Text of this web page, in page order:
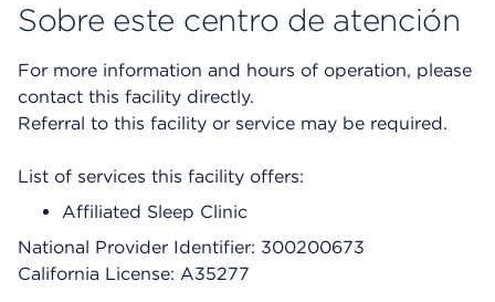
Sobre este centro de atención
For more information and hours of operation, please
contact this facility directly.
Referral to this facility or service may be required.
List of services this facility offers:
Affiliated Sleep Clinic
National Provider Identifier: 300200673
California License: A35277